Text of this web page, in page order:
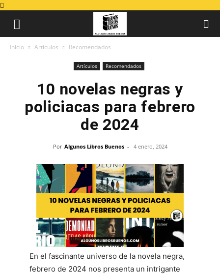
Inicio Artículos Recomendados
Artículos Recomendados
10 novelas negras y
policiacas para febrero
de 2024
Por Algunos Libros Buenos - 4 enero, 2024
En el fascinante universo de la novela negra,
febrero de 2024 nos presenta un intrigante